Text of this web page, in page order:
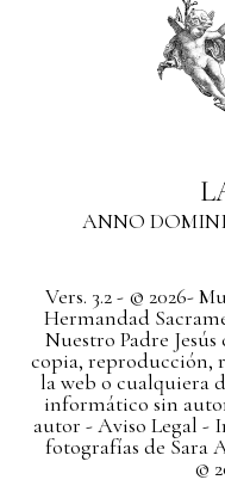
ANNO
Vers. 3.2 - © 2026-
Hermandad
Nuestro Padre
copia, reproducción,
la web o cualquiera
informático sin
autor - Aviso Legal -
fotografías de Sara
©